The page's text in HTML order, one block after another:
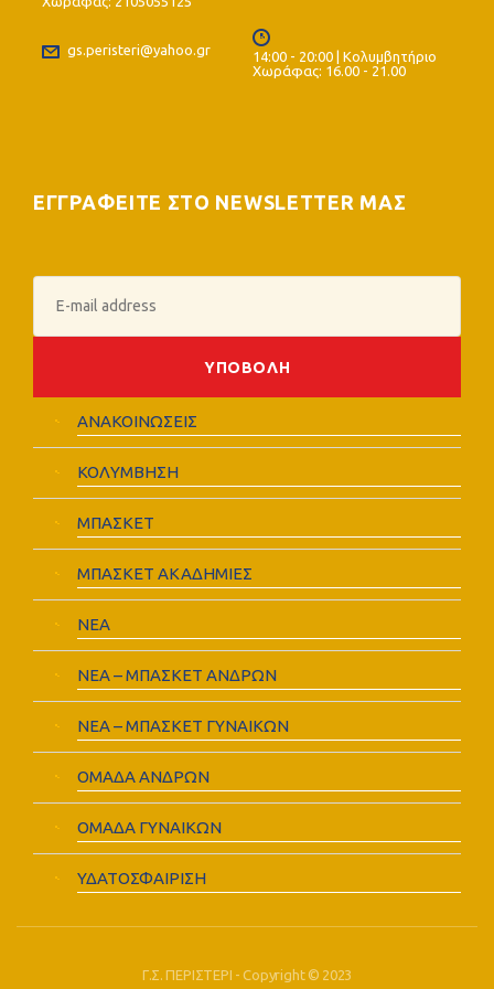
gs.peristeri@yahoo.gr
14:00 - 20:00 | Κολυμβητήριο
Χωράφας: 16.00 - 21.00
ΕΓΓΡΑΦΕΙΤΕ ΣΤΟ NEWSLETTER ΜΑΣ
ΑΝΑΚΟΙΝΩΣΕΙΣ
ΚΟΛΥΜΒΗΣΗ
ΜΠΑΣΚΕΤ
ΜΠΑΣΚΕΤ ΑΚΑΔΗΜΙΕΣ
ΝΕΑ
ΝΕΑ – ΜΠΑΣΚΕΤ ΑΝΔΡΩΝ
ΝΕΑ – ΜΠΑΣΚΕΤ ΓΥΝΑΙΚΩΝ
ΟΜΑΔΑ ΑΝΔΡΩΝ
ΟΜΑΔΑ ΓΥΝΑΙΚΩΝ
ΥΔΑΤΟΣΦΑΙΡΙΣΗ
Γ.Σ. ΠΕΡΙΣΤΕΡΙ - Copyright © 2023